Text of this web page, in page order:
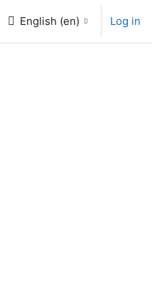
English ‎(en)‎ Log in